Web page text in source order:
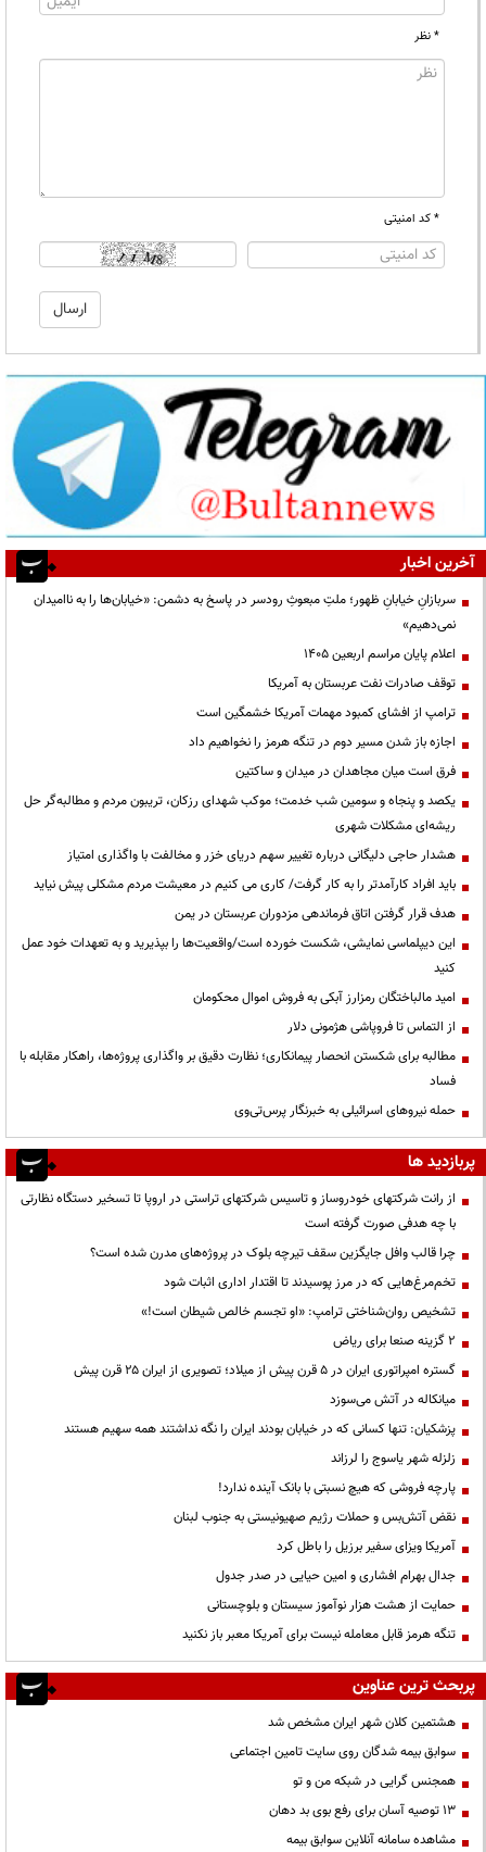
* نظر
* کد امنیتی
آخرین اخبار
سربازانِ خیابانِ ظهور؛ ملتِ مبعوثِ رودسر در پاسخ به دشمن: «خیابان‌ها را به ناامیدان
نمی‌دهیم»
اعلام پایان مراسم اربعین ۱۴۰۵
توقف صادرات نفت عربستان به آمریکا
ترامپ از افشای کمبود مهمات آمریکا خشمگین است
اجازه باز شدن مسیر دوم در تنگه هرمز را نخواهیم داد
فرق است میان مجاهدان در میدان و ساکتین
یکصد و پنجاه و سومین شب خدمت؛ موکب شهدای رزکان، تریبون مردم و مطالبه‌گر حل
ریشه‌ای مشکلات شهری
هشدار حاجی دلیگانی درباره تغییر سهم دریای خزر و مخالفت با واگذاری امتیاز
باید افراد کارآمدتر را به کار گرفت/ کاری می کنیم در معیشت مردم مشکلی پیش نیاید
هدف قرار گرفتن اتاق‌ فرماندهی مزدوران عربستان در یمن
این دیپلماسی نمایشی، شکست خورده است/واقعیت‌ها را بپذیرید و به تعهدات خود عمل
کنید
امید مالباختگان رمزارز آبکی به فروش اموال محکومان
از التماس تا فروپاشی هژمونی دلار
مطالبه برای شکستن انحصار پیمانکاری؛ نظارت دقیق بر واگذاری پروژه‌ها، راهکار مقابله با
فساد
حمله نیروهای اسرائیلی به خبرنگار پرس‌تی‌وی
پربازدید ها
از رانت‌ شرکتهای خودروساز و تاسیس شرکتهای تراستی در اروپا تا تسخیر دستگاه نظارتی
با چه هدفی صورت گرفته است
چرا قالب وافل جایگزین سقف تیرچه بلوک در پروژه‌های مدرن شده است؟
تخم‌مرغ‌هایی که در مرز پوسیدند تا اقتدار اداری اثبات شود
تشخیص روان‌شناختی ترامپ: «او تجسم خالص شیطان است!»
۲ گزینه صنعا برای ریاض
گستره امپراتوری ایران در ۵ قرن پیش از میلاد؛ تصویری از ایران ۲۵ قرن پیش
میانکاله در آتش می‌سوزد
پزشکیان: تنها کسانی که در خیابان بودند ایران را نگه نداشتند همه سهیم هستند
زلزله شهر یاسوج را لرزاند
پارچه فروشی که هیچ نسبتی با بانک آینده ندارد!
نقض آتش‌بس و حملات رژیم صهیونیستی به جنوب لبنان
آمریکا ویزای سفیر برزیل را باطل کرد
جدال بهرام افشاری و امین حیایی در صدر جدول
حمایت از هشت هزار نوآموز سیستان و بلوچستانی
تنگه هرمز قابل معامله نیست برای آمریکا معبر باز نکنید
پربحث ترین عناوین
هشتمین کلان شهر ایران مشخص شد
سوابق بیمه شدگان روی سایت تامین اجتماعی
همجنس گرایی در شبکه من و تو
13 توصیه آسان برای رفع بوی بد دهان
مشاهده سامانه آنلاين سوابق بیمه